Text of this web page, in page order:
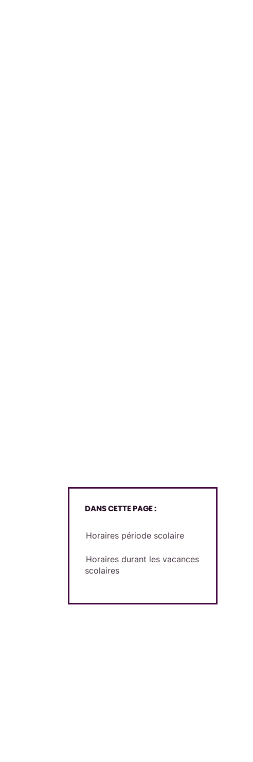
DANS CETTE PAGE :
Horaires période scolaire
Horaires durant les vacances
scolaires